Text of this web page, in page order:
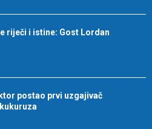
riječi i istine: Gost Lordan
postao prvi uzgajivač